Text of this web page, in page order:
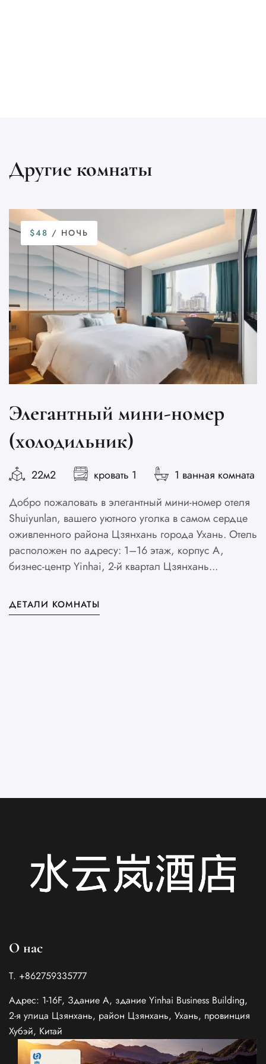
Другие комнаты
$48 / НОЧЬ
Элегантный мини-номер
(холодильник)
22м2 кровать 1
1 ванная комната
Добро пожаловать в элегантный мини-номер отеля
Shuiyunlan, вашего уютного уголка в самом сердце
оживленного района Цзянхань города Ухань. Отель
расположен по адресу: 1–16 этаж, корпус A,
бизнес-центр Yinhai, 2-й квартал Цзянхань...
ДЕТАЛИ КОМНАТЫ
О нас
Т. +862759335777
Адрес: 1-16F, Здание A, здание Yinhai Business Building,
2-я улица Цзянхань, район Цзянхань, Ухань, провинция
Хубэй, Китай